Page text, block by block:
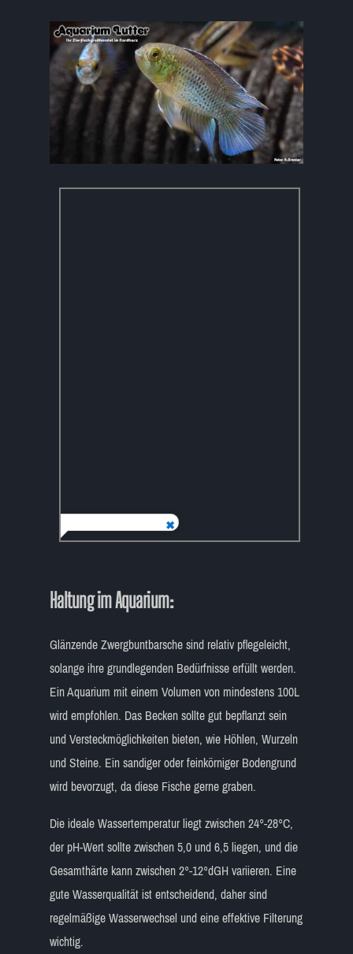
Haltung im Aquarium:
Glänzende Zwergbuntbarsche sind relativ pflegeleicht,
solange ihre grundlegenden Bedürfnisse erfüllt werden.
Ein Aquarium mit einem Volumen von mindestens 100L
wird empfohlen. Das Becken sollte gut bepflanzt sein
und Versteckmöglichkeiten bieten, wie Höhlen, Wurzeln
und Steine. Ein sandiger oder feinkörniger Bodengrund
wird bevorzugt, da diese Fische gerne graben.
Die ideale Wassertemperatur liegt zwischen 24°-28°C,
der pH-Wert sollte zwischen 5,0 und 6,5 liegen, und die
Gesamthärte kann zwischen 2°-12°dGH variieren. Eine
gute Wasserqualität ist entscheidend, daher sind
regelmäßige Wasserwechsel und eine effektive Filterung
wichtig.